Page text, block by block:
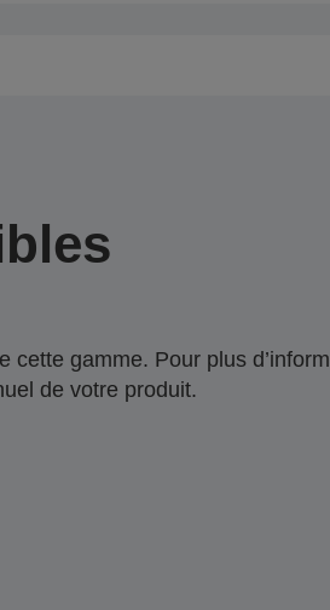
gamme. Pour plus
de votre produit.